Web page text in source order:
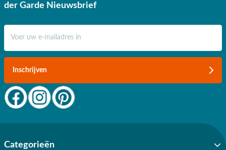
der Garde Nieuwsbrief
Inschrijven
Categorieën